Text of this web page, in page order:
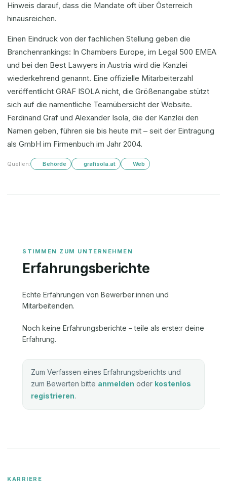
Hinweis darauf, dass die Mandate oft über Österreich
hinausreichen.
Einen Eindruck von der fachlichen Stellung geben die
Branchenrankings: In Chambers Europe, im Legal 500 EMEA
und bei den Best Lawyers in Austria wird die Kanzlei
wiederkehrend genannt. Eine offizielle Mitarbeiterzahl
veröffentlicht GRAF ISOLA nicht, die Größenangabe stützt
sich auf die namentliche Teamübersicht der Website.
Ferdinand Graf und Alexander Isola, die der Kanzlei den
Namen geben, führen sie bis heute mit – seit der Eintragung
als GmbH im Firmenbuch im Jahr 2004.
Quellen: Behörde grafisola.at Web
Erfahrungsberichte
Echte Erfahrungen von Bewerber:innen und
Mitarbeitenden.
Noch keine Erfahrungsberichte – teile als erste:r deine
Erfahrung.
Zum Verfassen eines Erfahrungsberichts und
zum Bewerten bitte anmelden oder kostenlos
registrieren.
KARRIERE